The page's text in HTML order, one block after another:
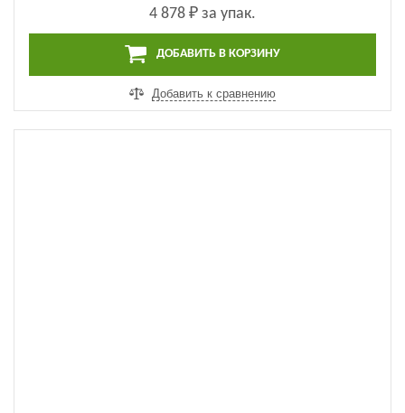
4 878 ₽ за упак.
ДОБАВИТЬ В КОРЗИНУ
Добавить к сравнению